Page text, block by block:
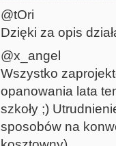
@tOri
Dzięki za opis
@x_angel
Wszystko
opanowania lata
szkoły ;)
sposobów na